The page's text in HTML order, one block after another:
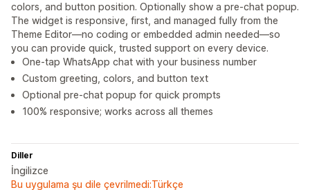
colors, and button position. Optionally show a pre-chat popup.
The widget is responsive, first, and managed fully from the
Theme Editor—no coding or embedded admin needed—so
you can provide quick, trusted support on every device.
One-tap WhatsApp chat with your business number
Custom greeting, colors, and button text
Optional pre-chat popup for quick prompts
100% responsive; works across all themes
Diller
İngilizce
Bu uygulama şu dile çevrilmedi:Türkçe